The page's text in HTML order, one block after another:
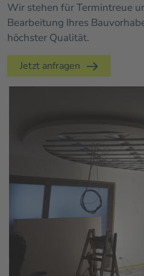
Wir stehen für Termintreue
Bearbeitung Ihres
höchster Qualität.
Jetzt anfragen